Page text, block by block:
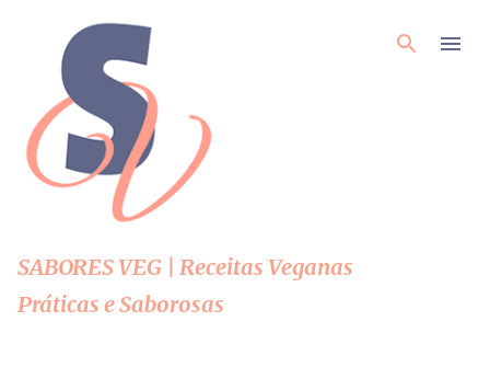
Pular para o conteúdo principal
SABORES VEG | Receitas Veganas
Práticas e Saborosas